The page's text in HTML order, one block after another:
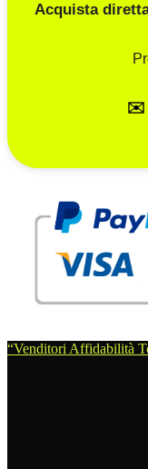
Acquista
✉️
“Venditori Affidabilità